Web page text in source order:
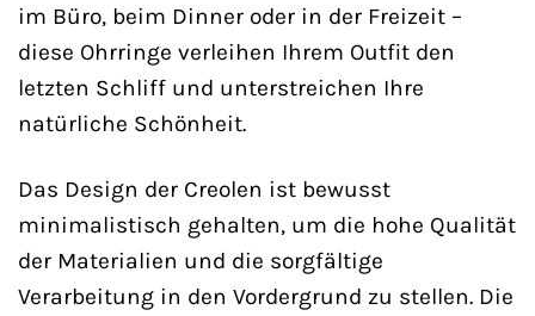
im Büro, beim Dinner oder in der Freizeit –
diese Ohrringe verleihen Ihrem Outfit den
letzten Schliff und unterstreichen Ihre
natürliche Schönheit.
Das Design der Creolen ist bewusst
minimalistisch gehalten, um die hohe Qualität
der Materialien und die sorgfältige
Verarbeitung in den Vordergrund zu stellen. Die